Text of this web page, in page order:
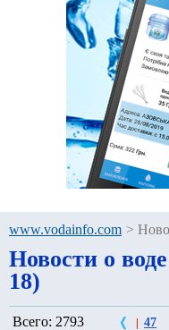
www.vodainfo.com >
Новости о
18)
Всего: 2793 47